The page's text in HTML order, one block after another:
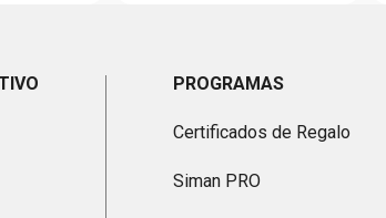
PROGRAMAS
Certificados de Regalo
Siman PRO